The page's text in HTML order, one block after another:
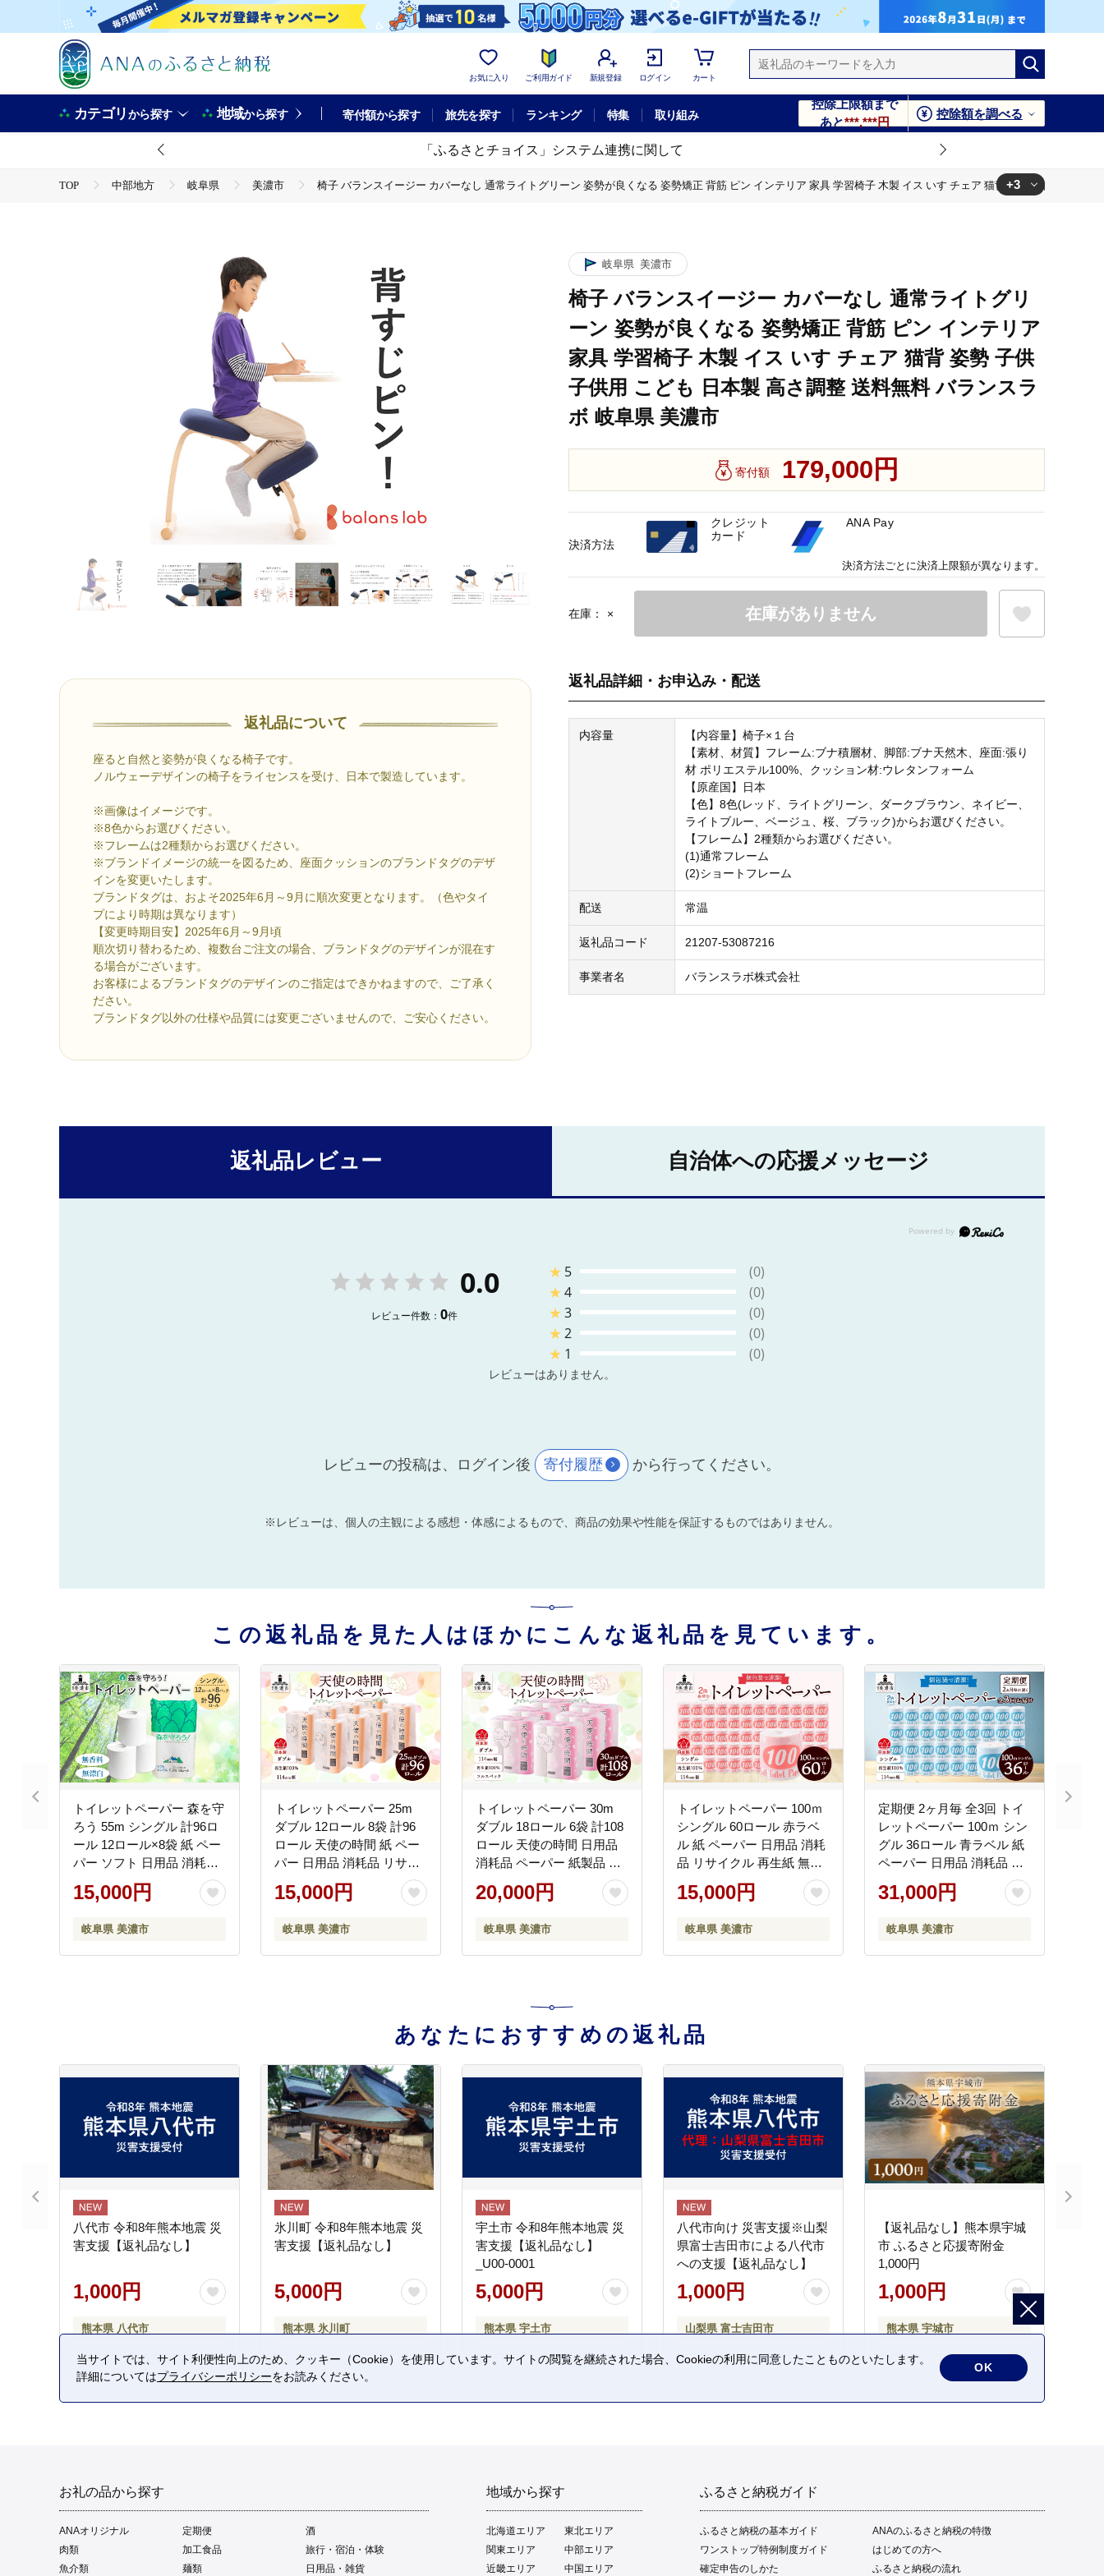
お気に入り ご利用ガイド 新規登録 ログイン カート
カテゴリから探す 地域から探す 寄付額から探す 旅先を探す ランキング 特集 取り組み
控除上限額まで
あと***,***円
控除額を調べる
「ふるさとチョイス」システム連携に関して
TOP 中部地方 岐阜県 美濃市
椅子 バランスイージー カバーなし 通常ライトグリーン 姿勢が良くなる 姿勢矯正 背筋 ピン インテリア 家具 学習椅子 木製 イス いす チェア 猫背 姿勢 子供 子供用
椅子 バランスイージー カバーなし 通常ライトグリーン 姿勢が良くなる 姿勢矯正 背筋 ピン インテリア 家具 学習椅子 木製 イス いす チェア 猫背 姿勢 子供 子供用 こども 日本製 高さ調整 送料無料 バランス
ほかの雑貨・日用品
椅子 バランスイージー カバーなし 通常ライトグリーン 姿勢が良くなる 姿勢矯正 背筋 ピン インテリア 家具 学習椅子 木製 イス いす チェア 猫背 姿勢 子供 子供用 こども 日本製 高さ調整 送料無料 バランス
+3
返礼品について
座ると自然と姿勢が良くなる椅子です。
ノルウェーデザインの椅子をライセンスを受け、日本で製造しています。
※画像はイメージです。
※8色からお選びください。
※フレームは2種類からお選びください。
※ブランドイメージの統一を図るため、座面クッションのブランドタグのデザ
インを変更いたします。
ブランドタグは、およそ2025年6月～9月に順次変更となります。（色やタイ
プにより時期は異なります）
【変更時期目安】2025年6月～9月頃
順次切り替わるため、複数台ご注文の場合、ブランドタグのデザインが混在す
る場合がございます。
お客様によるブランドタグのデザインのご指定はできかねますので、ご了承く
ださい。
ブランドタグ以外の仕様や品質には変更ございませんので、ご安心ください。
岐阜県 美濃市
椅子 バランスイージー カバーなし 通常ライトグリ
ーン 姿勢が良くなる 姿勢矯正 背筋 ピン インテリア
家具 学習椅子 木製 イス いす チェア 猫背 姿勢 子供
子供用 こども 日本製 高さ調整 送料無料 バランスラ
ボ 岐阜県 美濃市
寄付額 179,000円
在庫： × 在庫がありません
返礼品詳細・お申込み・配送
内容量
【内容量】椅子×１台
【素材、材質】フレーム:ブナ積層材、脚部:ブナ天然木、座面:張り
材 ポリエステル100%、クッション材:ウレタンフォーム
【原産国】日本
【色】8色(レッド、ライトグリーン、ダークブラウン、ネイビー、
ライトブルー、ベージュ、桜、ブラック)からお選びください。
【フレーム】2種類からお選びください。
(1)通常フレーム
(2)ショートフレーム
配送 常温
返礼品コード 21207-53087216
事業者名 バランスラボ株式会社
決済方法
クレジット
カード
ANA Pay
決済方法ごとに決済上限額が異なります。
返礼品レビュー 自治体への応援メッセージ
0.0
レビュー件数： 0件
★ 5
(0)
★4
(0)
★3
(0)
★2
(0)
★ 1 (0)
レビューはありません。
レビューの投稿は、ログイン後 寄付履歴 から行ってください。
※レビューは、個人の主観による感想・体感によるもので、商品の効果や性能を保証するものではありません。
この返礼品を見た人はほかにこんな返礼品を見ています。
トイレットペーパー 森を守
ろう 55m シングル 計96ロ
ール 12ロール×8袋 紙 ペー
パー ソフト 日用品 消耗品
リサイクル 再生紙 無香料
厚手 トイレ用品 衛生用品
生活応援 牧製紙 送料無料
岐阜県 美濃市
15,000円
岐阜県 美濃市
トイレットペーパー 25m
ダブル 12ロール 8袋 計96
ロール 天使の時間 紙 ペー
パー 日用品 消耗品 リサイ
クル 再生紙 無香料 厚手 ソ
フト トイレ用品 備蓄 スト
製紙 送料無料 岐阜県
15,000円
岐阜県 美濃市
トイレットペーパー 30m
ダブル 18ロール 6袋 計108
ロール 天使の時間 日用品
消耗品 ペーパー 紙製品 生
活必需品 衛生用品 トイレ
用品 114mm幅 非常用 備蓄
製 送料無料 川一製紙 岐阜
県 美濃市
20,000円
岐阜県 美濃市
トイレットペーパー 100ｍ
シングル 60ロール 赤ラベ
ル 紙 ペーパー 日用品 消耗
品 リサイクル 再生紙 無香
料 厚手 ソフト 長尺 長巻き
トイレ用品 備蓄 ストック
送料無料 岐阜県 美濃市
15,000円
岐阜県 美濃市
定期便 2ヶ月毎 全3回 トイ
レットペーパー 100ｍ シン
グル 36ロール 青ラベル 紙
ペーパー 日用品 消耗品 リ
サイクル 再生紙 無香料 厚
手 ソフト 長尺 長巻きトイ
用 生活応援 川一製紙 送料
無料 岐阜県
31,000円
岐阜県 美濃市
あなたにおすすめの返礼品
八代市 令和8年熊本地震 災
害支援【返礼品なし】
1,000円
熊本県 八代市
氷川町 令和8年熊本地震 災
害支援【返礼品なし】
5,000円
熊本県 氷川町
宇土市 令和8年熊本地震 災
害支援【返礼品なし】
_U00-0001
5,000円
熊本県 宇土市
八代市向け 災害支援※山梨
県富士吉田市による八代市
への支援【返礼品なし】
1,000円
山梨県 富士吉田市
【返礼品なし】熊本県宇城
市 ふるさと応援寄附金
1,000円
1,000円
熊本県 宇城市
お礼の品から探す
ANAオリジナル 定期便
酒
肉類
加工食品
旅行・宿泊・体験
魚介類
麺類 日用品・雑貨
地域から探す
北海道エリア
東北エリア
関東エリア
中部エリア
近畿エリア
中国エリア
ふるさと納税ガイド
ふるさと納税の基本ガイド
ANAのふるさと納税の特徴
ワンストップ特例制度ガイド
はじめての方へ
確定申告のしかた
ふるさと納税の流れ
当サイトでは、サイト利便性向上のため、クッキー（Cookie）を使用しています。サイトの閲覧を継続された場合、Cookieの利用に同意したことものといたします。
詳細についてはプライバシーポリシーをお読みください。
OK